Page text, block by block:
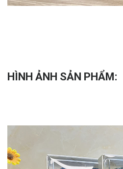
HÌNH ẢNH SẢN PHẨM: